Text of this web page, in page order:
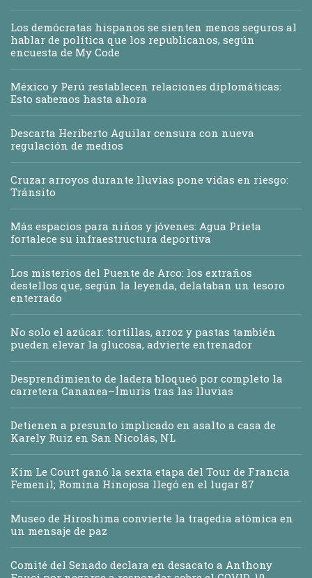
Los demócratas hispanos se sienten menos seguros al
hablar de política que los republicanos, según
encuesta de My Code
México y Perú restablecen relaciones diplomáticas:
Esto sabemos hasta ahora
Descarta Heriberto Aguilar censura con nueva
regulación de medios
Cruzar arroyos durante lluvias pone vidas en riesgo:
Tránsito
Más espacios para niños y jóvenes: Agua Prieta
fortalece su infraestructura deportiva
Los misterios del Puente de Arco: los extraños
destellos que, según la leyenda, delataban un tesoro
enterrado
No solo el azúcar: tortillas, arroz y pastas también
pueden elevar la glucosa, advierte entrenador
Desprendimiento de ladera bloqueó por completo la
carretera Cananea–Ímuris tras las lluvias
Detienen a presunto implicado en asalto a casa de
Karely Ruiz en San Nicolás, NL
Kim Le Court ganó la sexta etapa del Tour de Francia
Femenil; Romina Hinojosa llegó en el lugar 87
Museo de Hiroshima convierte la tragedia atómica en
un mensaje de paz
Comité del Senado declara en desacato a Anthony